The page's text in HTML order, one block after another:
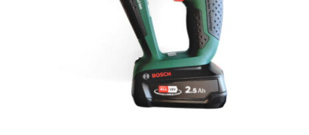
Akku-Bohrhammer Bosch Uneo 18 V
SDS-Quick